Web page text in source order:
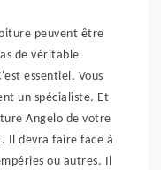
peuvent être
de véritable
essentiel. Vous
un spécialiste. Et
Angelo de votre
Il devra faire face à
ou autres. Il